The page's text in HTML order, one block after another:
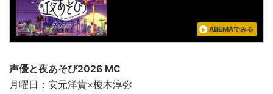
ABEMAでみる
声優と夜あそび2026 MC
月曜日：安元洋貴×榎木淳弥